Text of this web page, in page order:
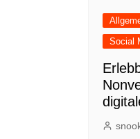
Social